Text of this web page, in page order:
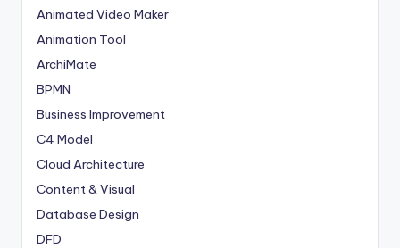
Animated Video Maker
Animation Tool
ArchiMate
BPMN
Business Improvement
C4 Model
Cloud Architecture
Content & Visual
Database Design
DFD